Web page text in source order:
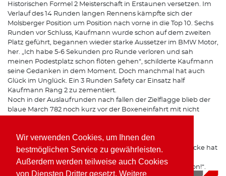
Wir verwenden Cookies, um Ihnen den
bestmöglichen Service zu gewährleisten.
Außerdem werden teilweise auch Cookies
von Diensten Dritter gesetzt. Weitere
Historischen Formel 2 Meisterschaft in Erstaunen versetzen. Im
Verlauf des 14 Runden langen Rennens kämpfte sich der
Molsberger Position um Position nach vorne in die Top 10. Sechs
Runden vor Schluss, Kaufmann wurde schon auf dem zweiten
Platz geführt, begannen wieder starke Aussetzer im BMW Motor,
her. „Ich habe 5-6 Sekunden pro Runde verloren und sah
meinen Podestplatz schon flöten gehen“, schilderte Kaufmann
seine Gedanken in dem Moment. Doch manchmal hat auch
Glück im Unglück. Ein 3 Runden Safety car Einsatz half
Kaufmann Rang 2 zu zementiert.
Noch in der Auslaufrunden nach fallen der Zielflagge blieb der
blaue March 782 noch kurz vor der Boxeneinfahrt mit nicht
„Ein super Abschluss für ein zunächst durchwachsendes
Wochenende“, so das Fazit des Formel 2 Piloten. „Die Strecke hat
auch im Regen richtig Spaß gemacht und ein Sieg war in
Griffweite. Ich freue mich jetzt schon auf die nächste Saison!“.